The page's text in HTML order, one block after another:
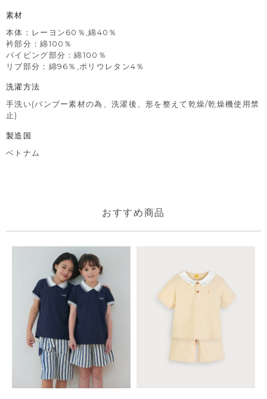
素材
本体：レーヨン60％,綿40％
衿部分：綿100％
パイピング部分：綿100％
リブ部分：綿96％,ポリウレタン4％
洗濯方法
手洗い(バンブー素材の為、洗濯後、形を整えて乾燥/乾燥機使用禁
止)
製造国
ベトナム
おすすめ商品